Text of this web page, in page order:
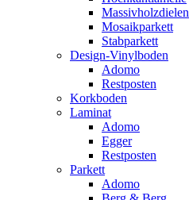
Massivholzdielen
Mosaikparkett
Stabparkett
Design-Vinylboden
Adomo
Restposten
Korkboden
Laminat
Adomo
Egger
Restposten
Parkett
Adomo